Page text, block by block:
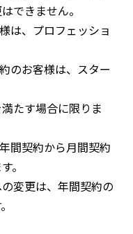
できません。
は、プロフェッショ
のお客様は、スター
たす場合に限りま
間契約から月間契約
。
変更は、年間契約の